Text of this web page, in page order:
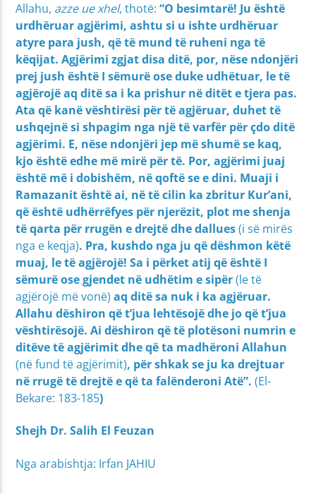
Allahu, azze ue xhel, thotë:“O besimtarë! Ju është
urdhëruar agjërimi, ashtu si u ishte urdhëruar
atyre para jush, që të mund të ruheni nga të
këqijat. Agjërimi zgjat disa ditë, por, nëse ndonjëri
prej jush është I sëmurë ose duke udhëtuar, le të
agjërojë aq ditë sa i ka prishur në ditët e tjera pas.
Ata që kanë vështirësi për të agjëruar, duhet të
ushqejnë si shpagim nga një të varfër për çdo ditë
agjërimi. E, nëse ndonjëri jep më shumë se kaq,
kjo është edhe më mirë për të. Por, agjërimi juaj
është më i dobishëm, në qoftë se e dini. Muaji i
Ramazanit është ai, në të cilin ka zbritur Kur’ani,
që është udhërrëfyes për njerëzit, plot me shenja
të qarta për rrugën e drejtë dhe dallues(i së mirës
nga e keqja). Pra, kushdo nga ju që dëshmon këtë
muaj, le të agjërojë! Sa i përket atij që është I
sëmurë ose gjendet në udhëtim e sipër(le të
agjërojë më vonë) aq ditë sa nuk i ka agjëruar.
Allahu dëshiron që t’jua lehtësojë dhe jo që t’jua
vështirësojë. Ai dëshiron që të plotësoni numrin e
ditëve të agjërimit dhe që ta madhëroni Allahun
(në fund të agjërimit), për shkak se ju ka drejtuar
në rrugë të drejtë e që ta falënderoni Atë”.(El-
Bekare: 183-185)
Shejh Dr. Salih El Feuzan
Nga arabishtja: Irfan JAHIU